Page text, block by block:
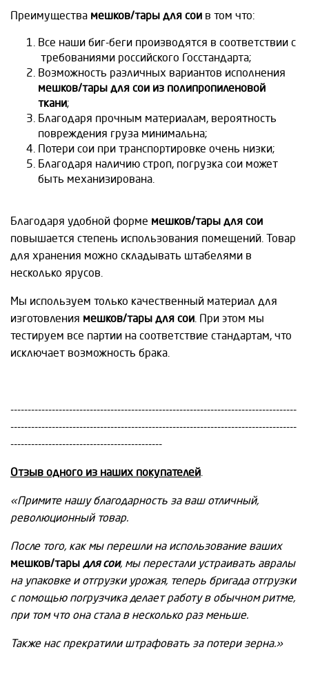
Преимущества мешков/тары для сои в том что:
Все наши биг-беги производятся в соответствии с
требованиями российского Госстандарта;
Возможность различных вариантов исполнения
мешков/тары для сои из полипропиленовой
ткани;
Благодаря прочным материалам, вероятность
повреждения груза минимальна;
Потери сои при транспортировке очень низки;
Благодаря наличию строп, погрузка сои может
быть механизирована.
Благодаря удобной форме мешков/тары для сои
повышается степень использования помещений. Товар
для хранения можно складывать штабелями в
несколько ярусов.
Мы используем только качественный материал для
изготовления мешков/тары для сои. При этом мы
тестируем все партии на соответствие стандартам, что
исключает возможность брака.
-----------------------------------------------------------------------------------
-----------------------------------------------------------------------------------
--------------------------------------------
Отзыв одного из наших покупателей.
«Примите нашу благодарность за ваш отличный,
революционный товар.
После того, как мы перешли на использование ваших
мешков/тары для сои, мы перестали устраивать авралы
на упаковке и отгрузки урожая, теперь бригада отгрузки
с помощью погрузчика делает работу в обычном ритме,
при том что она стала в несколько раз меньше.
Также нас прекратили штрафовать за потери зерна.»